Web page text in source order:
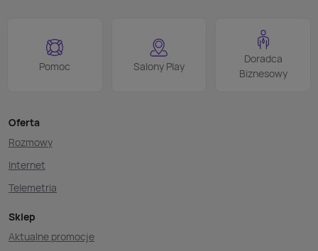
Pomoc Salony Play
Doradca
Biznesowy
Oferta
Rozmowy
Internet
Telemetria
Sklep
Aktualne promocje